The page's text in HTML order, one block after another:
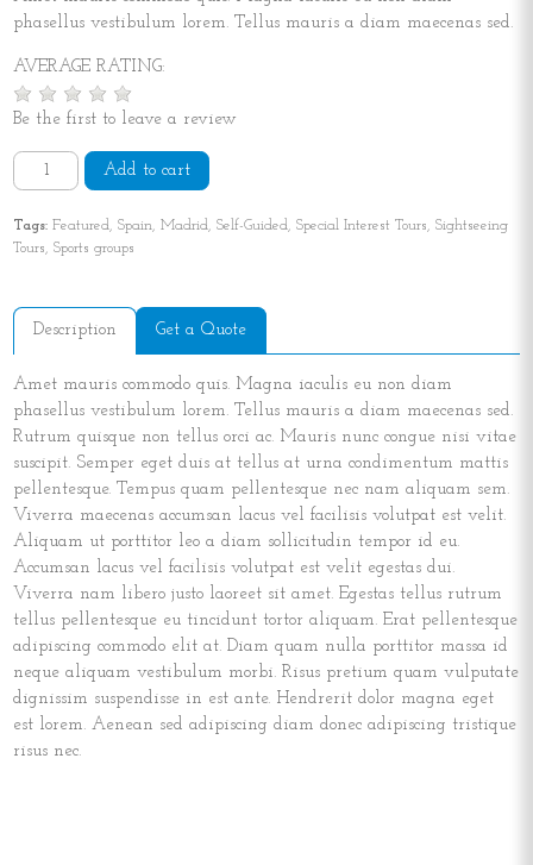
phasellus vestibulum lorem. Tellus mauris a diam maecenas sed.
AVERAGE RATING:
Be the first to leave a review
Add to cart
Tags: Featured, Spain, Madrid, Self-Guided, Special Interest Tours, Sightseeing
Tours, Sports groups
Description Get a Quote
Amet mauris commodo quis. Magna iaculis eu non diam
phasellus vestibulum lorem. Tellus mauris a diam maecenas sed.
Rutrum quisque non tellus orci ac. Mauris nunc congue nisi vitae
suscipit. Semper eget duis at tellus at urna condimentum mattis
pellentesque. Tempus quam pellentesque nec nam aliquam sem.
Viverra maecenas accumsan lacus vel facilisis volutpat est velit.
Aliquam ut porttitor leo a diam sollicitudin tempor id eu.
Accumsan lacus vel facilisis volutpat est velit egestas dui.
Viverra nam libero justo laoreet sit amet. Egestas tellus rutrum
tellus pellentesque eu tincidunt tortor aliquam. Erat pellentesque
adipiscing commodo elit at. Diam quam nulla porttitor massa id
neque aliquam vestibulum morbi. Risus pretium quam vulputate
dignissim suspendisse in est ante. Hendrerit dolor magna eget
est lorem. Aenean sed adipiscing diam donec adipiscing tristique
risus nec.